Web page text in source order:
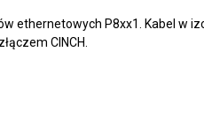
ethernetowych P8xx1. Kabel w
CINCH.